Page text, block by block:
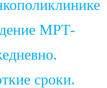
МРТ-
сроки.